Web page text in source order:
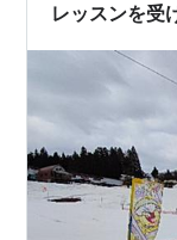
レッスンを受